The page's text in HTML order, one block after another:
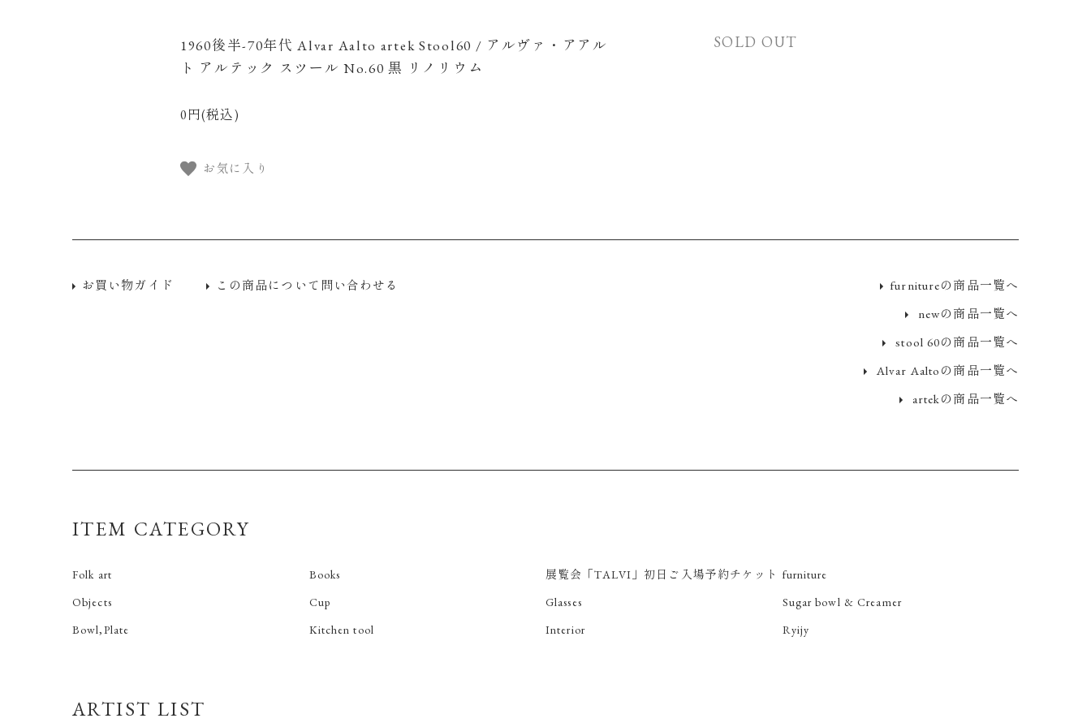
1960後半-70年代 Alvar Aalto artek Stool60 / アルヴァ・アアル
ト アルテック スツール No.60 黒 リノリウム
0円(税込)
お気に入り
SOLD OUT
お買い物ガイド この商品について問い合わせる
furnitureの商品一覧へ
newの商品一覧へ
stool 60の商品一覧へ
Alvar Aaltoの商品一覧へ
artekの商品一覧へ
ITEM CATEGORY
Folk art Books 展覧会「TALVI」初日ご入場予約チケット furniture
Objects
Cup Glasses
Sugar bowl & Creamer
Bowl,Plate
Kitchen tool Interior Ryijy
ARTIST LIST